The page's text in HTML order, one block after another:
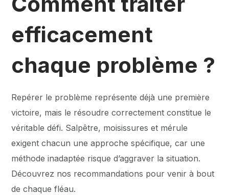
efficacement
chaque problème ?
Repérer le problème représente déjà une première
victoire, mais le résoudre correctement constitue le
véritable défi. Salpêtre, moisissures et mérule
exigent chacun une approche spécifique, car une
méthode inadaptée risque d’aggraver la situation.
Découvrez nos recommandations pour venir à bout
de chaque fléau.